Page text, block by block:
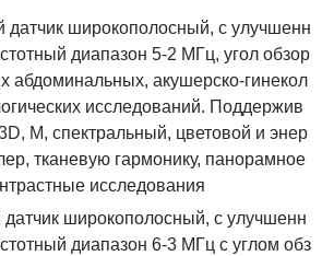
датчик широкополосный, с улучшенн
диапазон 5-2 МГц, угол обзор
абдоминальных, акушерско-гинекол
исследований. Поддержив
M, спектральный, цветовой и энер
тканевую гармонику, панорамное
исследования
широкополосный, с улучшенн
диапазон 6-3 МГц с углом обз